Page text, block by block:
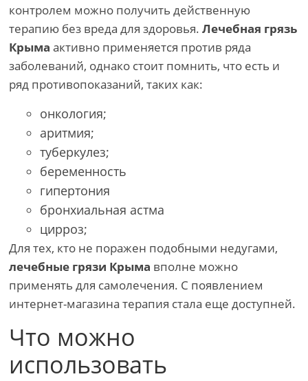
контролем можно получить действенную
терапию без вреда для здоровья.Лечебная грязь
Крыма активно применяется против ряда
заболеваний, однако стоит помнить, что есть и
ряд противопоказаний, таких как:
онкология;
аритмия;
туберкулез;
беременность
гипертония
бронхиальная астма
цирроз;
Для тех, кто не поражен подобными недугами,
лечебные грязи Крыма вполне можно
применять для самолечения. С появлением
интернет-магазина терапия стала еще доступней.
Что можно
использовать